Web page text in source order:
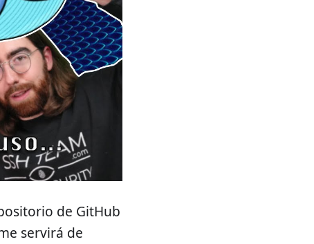
de GitHub
servirá de